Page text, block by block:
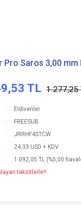
Pro Saros 3,00 mm
TL 1.277,25
Eldivenler
FREESUB
JRRHF4STCW
24,33 USD + KDV
1.092,05 TL (%5,00
taksitlerle!!